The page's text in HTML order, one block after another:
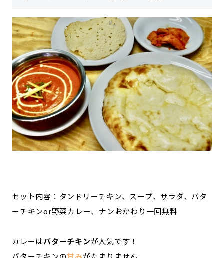
セット内容：タンドリーチキン、スープ、サラダ、バタ
ーチキンor野菜カレー、ナンおかわり一回無料
カレーはバターチキンが人気です！